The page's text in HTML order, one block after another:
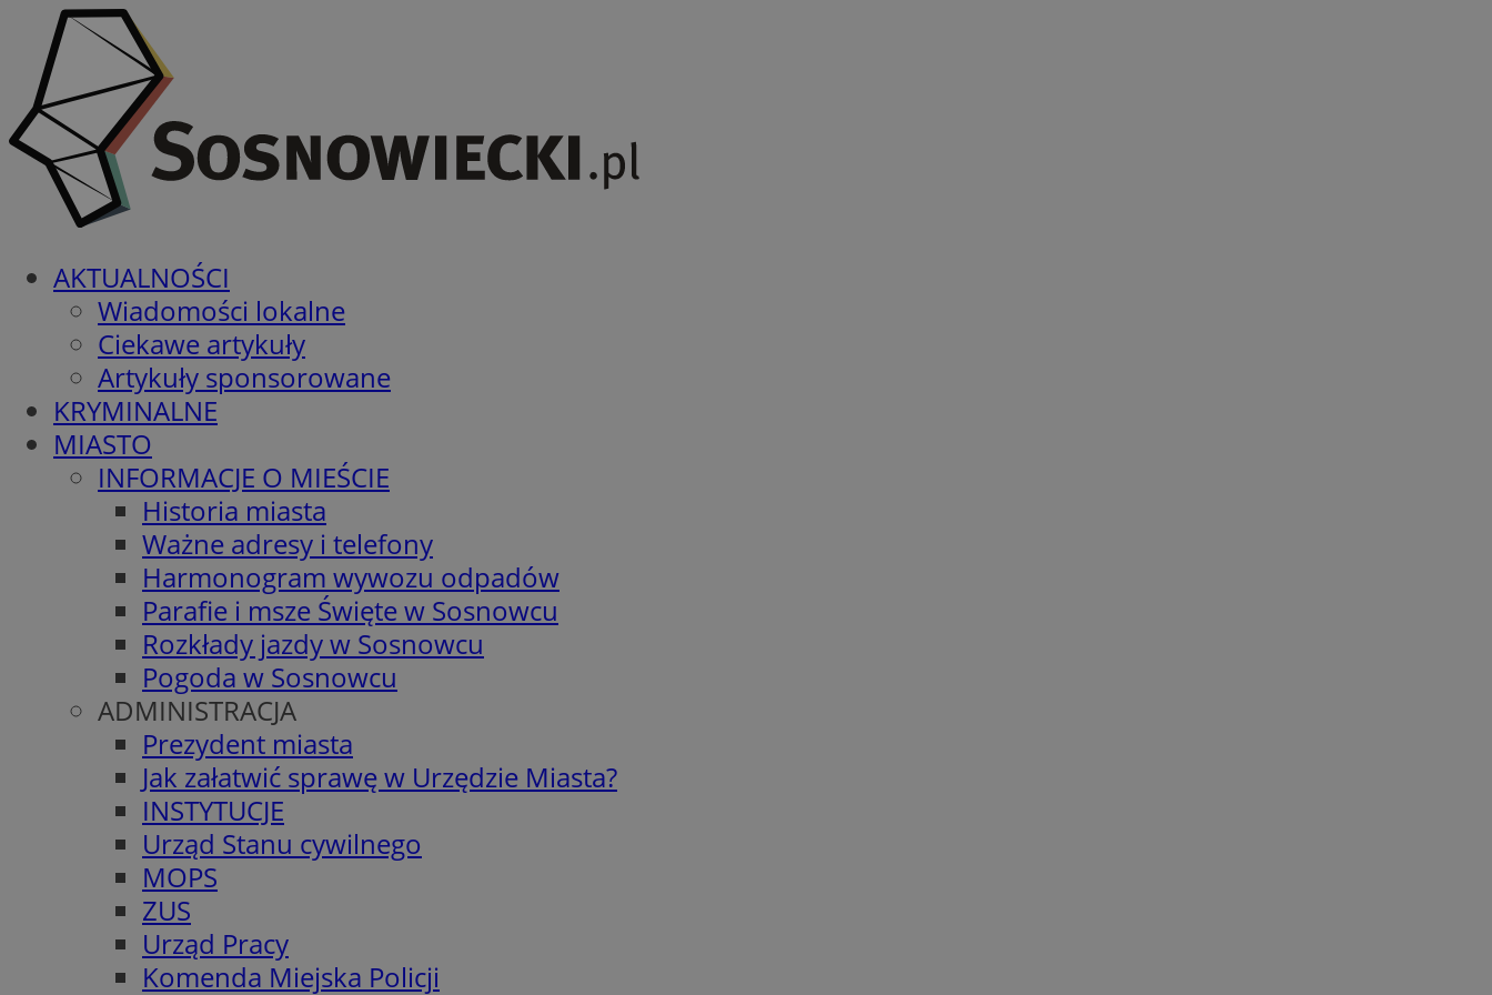
AKTUALNOŚCI
Wiadomości lokalne
Ciekawe artykuły
Artykuły sponsorowane
KRYMINALNE
MIASTO
INFORMACJE O MIEŚCIE
Historia miasta
Ważne adresy i telefony
Harmonogram wywozu odpadów
Parafie i msze Święte w Sosnowcu
Rozkłady jazdy w Sosnowcu
Pogoda w Sosnowcu
ADMINISTRACJA
Prezydent miasta
Jak załatwić sprawę w Urzędzie Miasta?
INSTYTUCJE
Urząd Stanu cywilnego
MOPS
ZUS
Urząd Pracy
Komenda Miejska Policji